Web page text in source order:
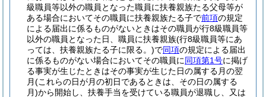
級職員等以外の職員となった職員に扶養親族たる父母等が
ある場合においてその職員に扶養親族たる子で前項の規定
による届出に係るものがないときはその職員が行8級職員等
以外の職員となった日、職員に扶養親族(行8級職員等にあ
っては、扶養親族たる子に限る。)で同項の規定による届出
に係るものがない場合においてその職員に同項第1号に掲げ
る事実が生じたときはその事実が生じた日の属する月の翌
月(これらの日が月の初日であるときは、その日の属する
月)から開始し、扶養手当を受けている職員が退職し、又は